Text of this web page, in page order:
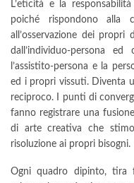
L’eticità e la
poiché rispondono alla
all’osservazione dei
dall’individuo-persona
l’assistito-persona e la
ed i propri vissuti. Diventa
reciproco. I punti di
fanno registrare una
di arte creativa che
risoluzione ai propri bisogni.
Ogni quadro dipinto, tira